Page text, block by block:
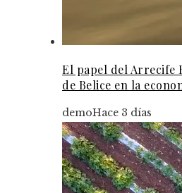
El papel del Arrecife
de Belice en la
demoHace 3 días